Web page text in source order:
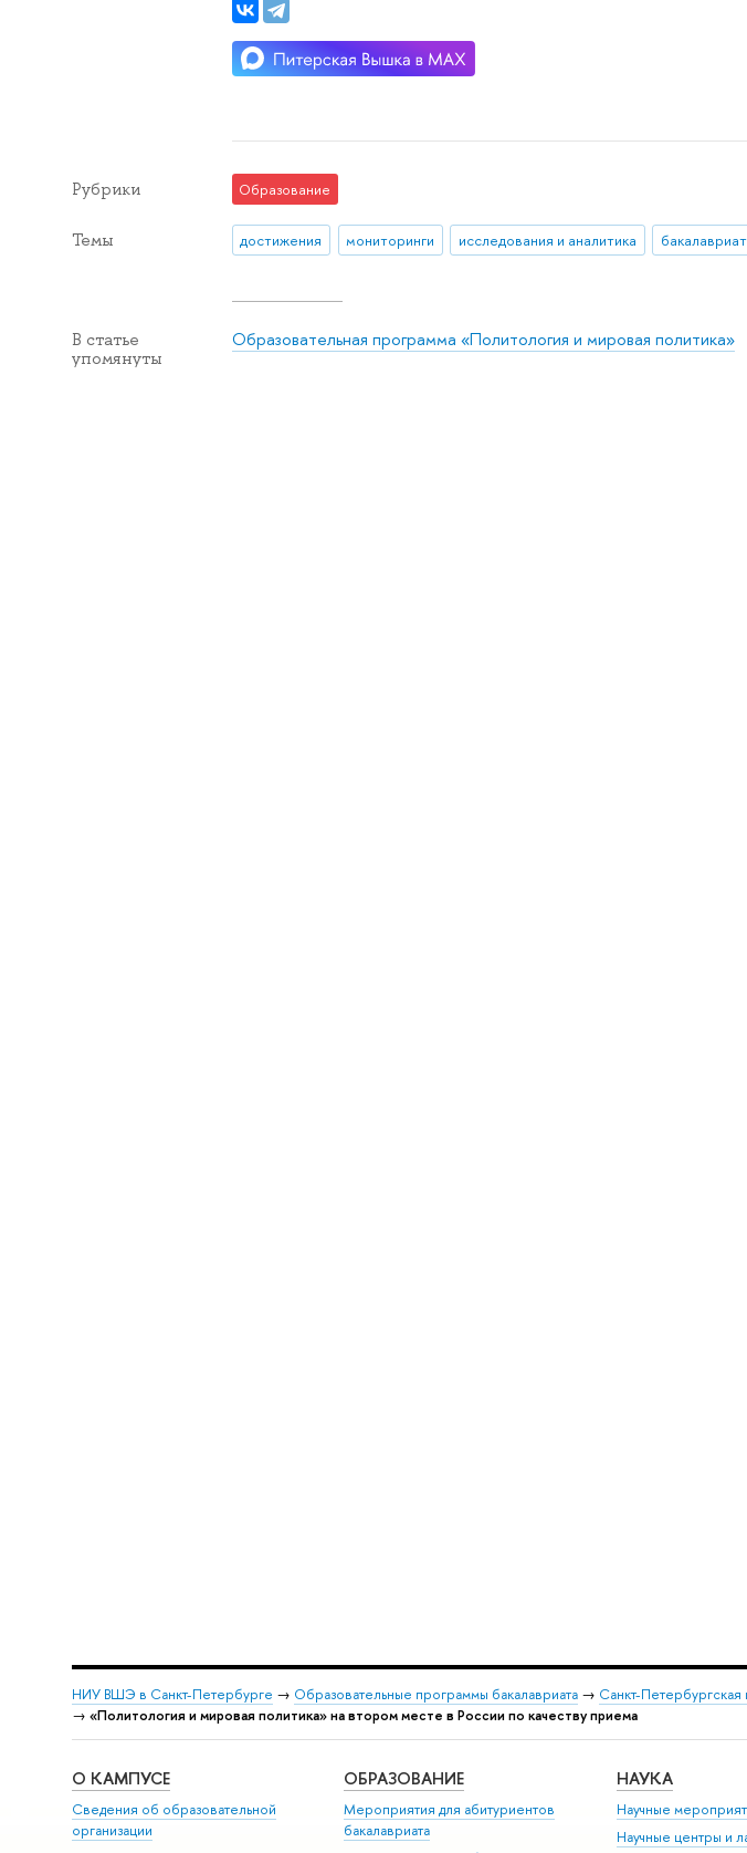
Рубрики Образование
Темы достижения мониторинги исследования и аналитика бакалавриат
В статье
упомянуты
Образовательная программа «Политология и мировая политика»
НИУ ВШЭ в Санкт-Петербурге → Образовательные программы бакалавриата→ Санкт-Петербургская
→ «Политология и мировая политика» на втором месте в России по качеству приема
О КАМПУСЕ
Сведения об образовательной
организации
ОБРАЗОВАНИЕ
Мероприятия для абитуриентов
бакалавриата
НАУКА
Научные
Научные центры и